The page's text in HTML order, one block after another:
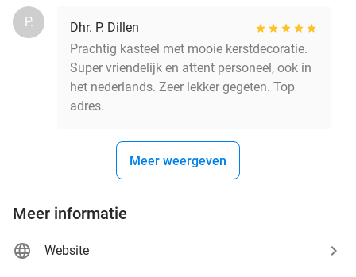
P.
Dhr. P. Dillen
Prachtig kasteel met mooie kerstdecoratie.
Super vriendelijk en attent personeel, ook in
het nederlands. Zeer lekker gegeten. Top
adres.
Meer weergeven
Meer informatie
Website